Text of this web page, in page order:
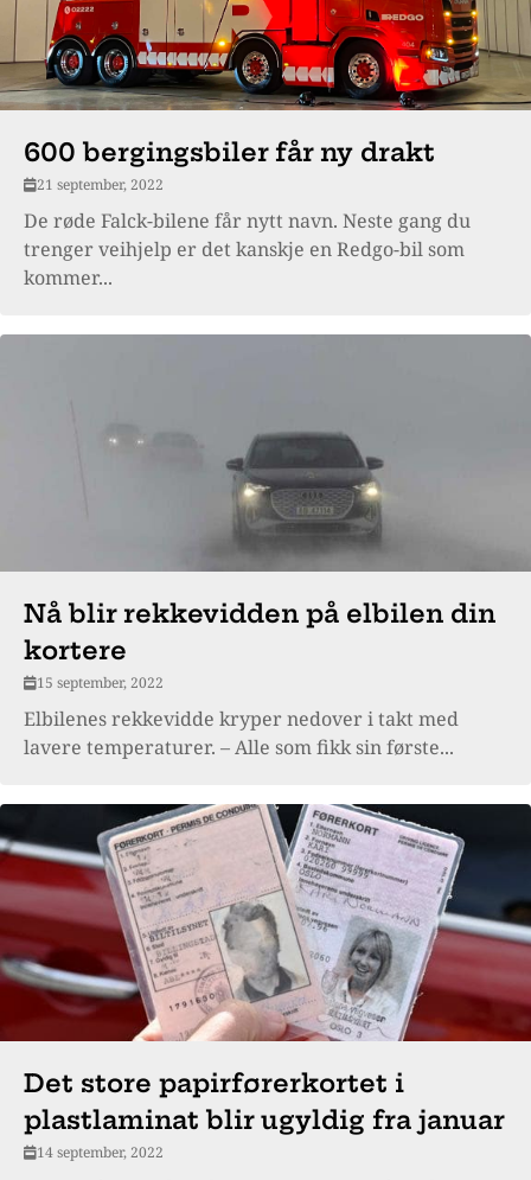
600 bergingsbiler får ny drakt
21 september, 2022
De røde Falck-bilene får nytt navn. Neste gang du
trenger veihjelp er det kanskje en Redgo-bil som
kommer...
Nå blir rekkevidden på elbilen din
kortere
15 september, 2022
Elbilenes rekkevidde kryper nedover i takt med
lavere temperaturer. – Alle som fikk sin første...
Det store papirførerkortet i
plastlaminat blir ugyldig fra januar
14 september, 2022